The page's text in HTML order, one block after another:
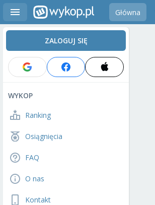
Główna
ZALOGUJ SIĘ
WYKOP
Ranking
Osiągnięcia
FAQ
O nas
Kontakt